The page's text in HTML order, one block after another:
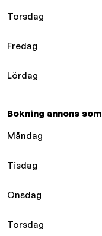
Torsdag
Fredag
Lördag
Bokning annons
Måndag
Tisdag
Onsdag
Torsdag